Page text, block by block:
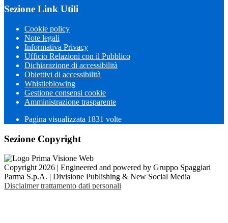
Sezione Link Utili
Cookie policy
Note legali
Informativa Privacy
Ufficio Relazioni con il Pubblico
Dichiarazione di accessibilità
Obiettivi di accessibilità
Whistleblowing
Gestione consensi cookie
Amministrazione trasparente
Pagina visualizzata 1831 volte
Sezione Copyright
Copyright 2026 | Engineered and powered by Gruppo Spaggiari
Parma S.p.A. | Divisione Publishing & New Social Media
Disclaimer trattamento dati personali